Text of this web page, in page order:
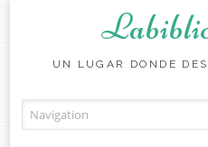
UN LUGAR DONDE